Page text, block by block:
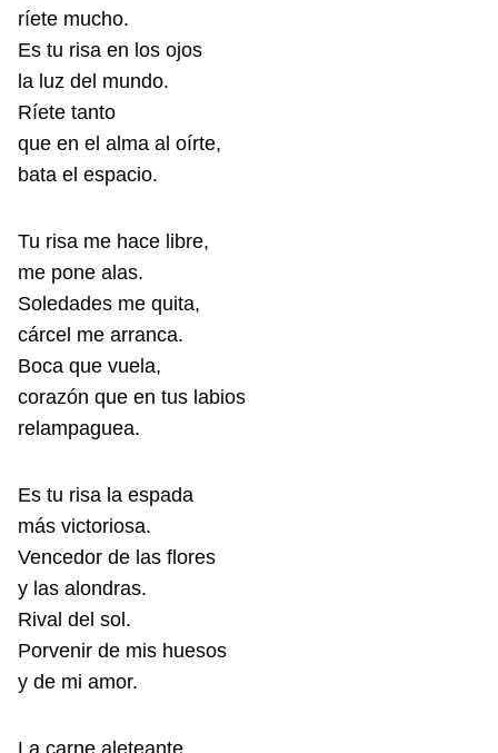
ríete mucho.
Es tu risa en los ojos
la luz del mundo.
Ríete tanto
que en el alma al oírte,
bata el espacio.
Tu risa me hace libre,
me pone alas.
Soledades me quita,
cárcel me arranca.
Boca que vuela,
corazón que en tus labios
relampaguea.
Es tu risa la espada
más victoriosa.
Vencedor de las flores
y las alondras.
Rival del sol.
Porvenir de mis huesos
y de mi amor.
La carne aleteante,